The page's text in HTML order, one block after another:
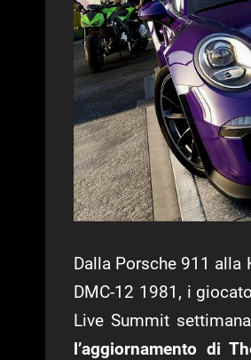
Dalla Porsche 911 alla
DMC-12 1981, i
Live Summit
l’aggiornamento di